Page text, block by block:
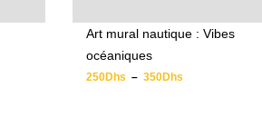
Art mural nautique : Vibes
océaniques
250Dhs – 350Dhs